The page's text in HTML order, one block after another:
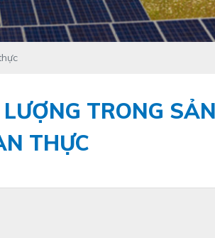
TRONG
THỰC